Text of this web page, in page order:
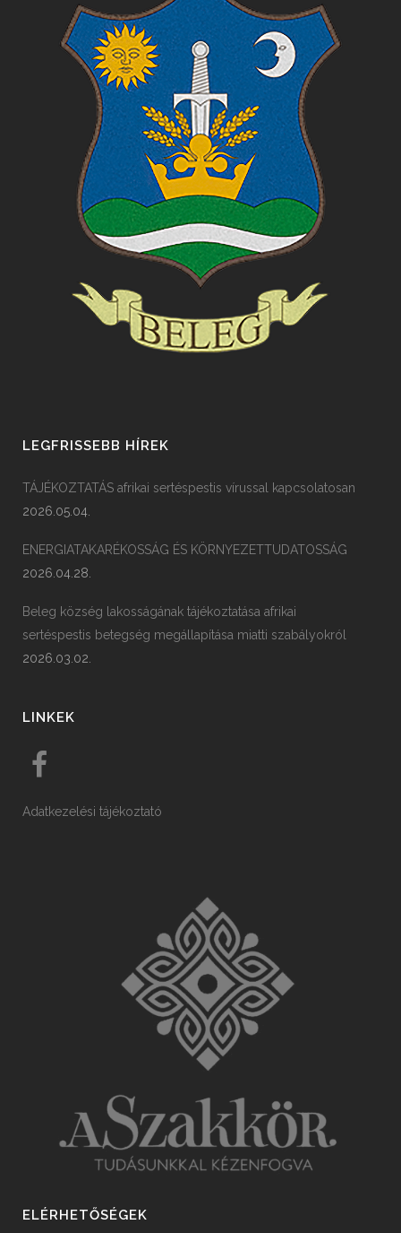
LEGFRISSEBB HÍREK
TÁJÉKOZTATÁS afrikai sertéspestis vírussal kapcsolatosan
2026.05.04.
ENERGIATAKARÉKOSSÁG ÉS KÖRNYEZETTUDATOSSÁG
2026.04.28.
Beleg község lakosságának tájékoztatása afrikai
sertéspestis betegség megállapítása miatti szabályokról
2026.03.02.
LINKEK
Adatkezelési tájékoztató
ELÉRHETŐSÉGEK